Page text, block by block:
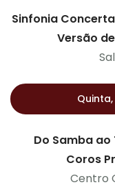
Sinfonia
Versão
Do Samba
Coros
Centro